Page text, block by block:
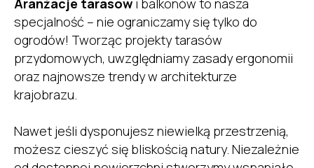
Aranżacje tarasów i balkonów to nasza
specjalność – nie ograniczamy się tylko do
ogrodów! Tworząc projekty tarasów
przydomowych, uwzględniamy zasady ergonomii
oraz najnowsze trendy w architekturze
krajobrazu.
Nawet jeśli dysponujesz niewielką przestrzenią,
możesz cieszyć się bliskością natury. Niezależnie